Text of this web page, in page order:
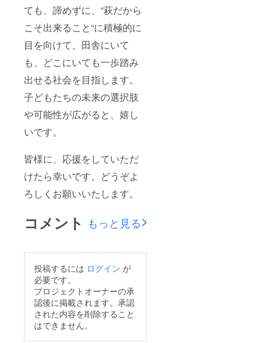
ても、諦めずに、“萩だから
こそ出来ること“に積極的に
目を向けて、田舎にいて
も、どこにいても一歩踏み
出せる社会を目指します。
子どもたちの未来の選択肢
や可能性が広がると、嬉し
いです。
皆様に、応援をしていただ
けたら幸いです。どうぞよ
ろしくお願いいたします。
コメント もっと見る
投稿するには ログイン が
必要です。
プロジェクトオーナーの承
認後に掲載されます。承認
された内容を削除すること
はできません。